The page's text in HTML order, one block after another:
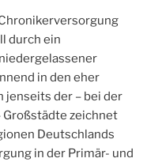
durch ein
in den eher
jenseits der – bei der
Großstädte zeichnet
Deutschlands
in der Primär- und